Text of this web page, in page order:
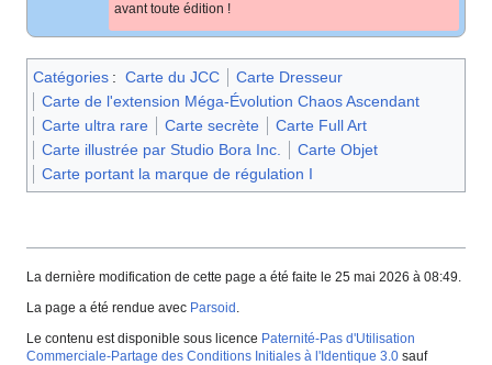
avant toute édition !
Catégories : Carte du JCC
Carte Dresseur
Carte de l'extension Méga-Évolution Chaos Ascendant
Carte ultra rare
Carte secrète
Carte Full Art
Carte illustrée par Studio Bora Inc.
Carte Objet
Carte portant la marque de régulation I
La dernière modification de cette page a été faite le 25 mai 2026 à 08:49.
La page a été rendue avec Parsoid .
Le contenu est disponible sous licence Paternité-Pas d'Utilisation
Commerciale-Partage des Conditions Initiales à l'Identique 3.0 sauf